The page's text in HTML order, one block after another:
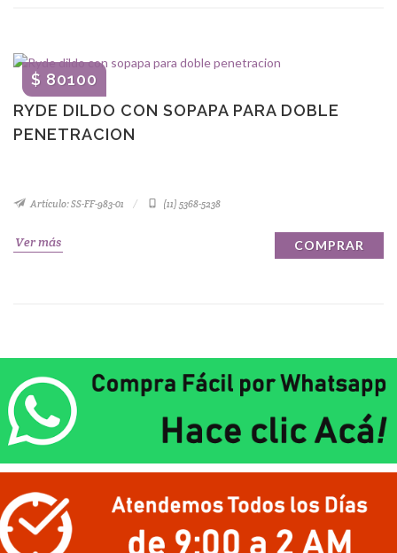
RYDE DILDO CON SOPAPA PARA DOBLE
PENETRACION
$ 80100
Artículo: SS-FF-983-01 (11) 5368-5238
Ver más COMPRAR